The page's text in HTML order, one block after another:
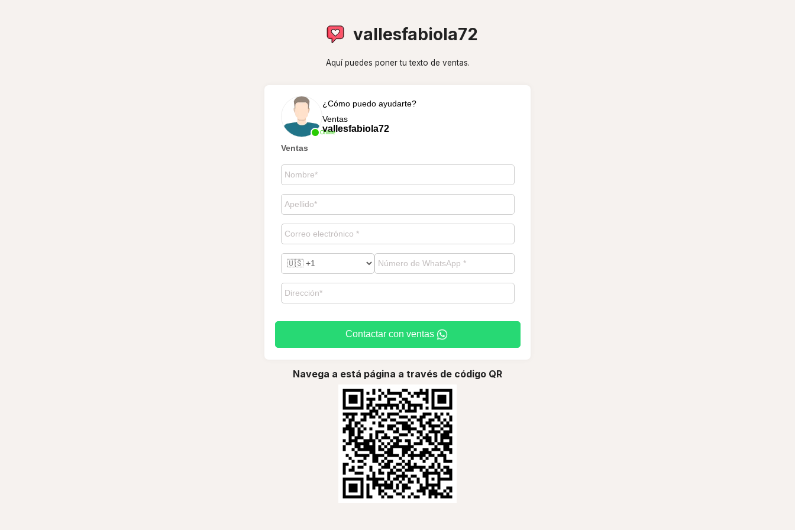
vallesfabiola72
Aquí puedes poner tu texto de ventas.
Online
¿Cómo puedo ayudarte?
Ventas
vallesfabiola72
Ventas
Contactar con ventas
Navega a está página a través de código QR